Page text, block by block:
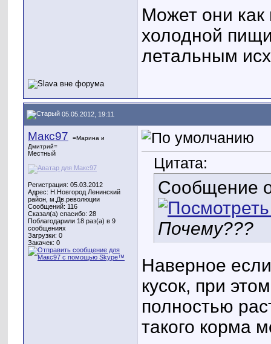
Может они как
холодной
летальным
05.05.2012, 19:11
Макс97
=Марина и
Дмитрий=
Местный
Регистрация: 05.03.2012
Адрес: Н.Новгород Ленинский
район, м.Дв.революции
Сообщений: 116
Сказал(а) спасибо: 28
Поблагодарили 18 раз(а) в 9
сообщениях
Загрузки: 0
Закачек: 0
Цитата:
Сообщение
Почему???
Наверное
кусок, при
полностью
такого корма